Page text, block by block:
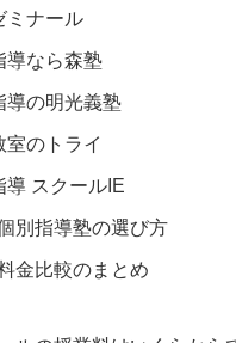
ミナール
導なら森塾
導の明光義塾
のトライ
導 スクールIE
別指導塾の選び方
金比較のまとめ